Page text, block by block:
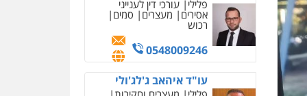
עו"ד איהאב ג'לג'ולי
פלילי מעצרים וחקירות
עורכי דין לענייני אסירים
0505216700
אייל בן שושן, עורך דין
0544500346
מאיה בלום, עו"ס,
טיפול ושיקום
טיפול בהתמכרויות
שירותים מקצועיים לעורכי
דין
איומים כתובים
תושב סכנין חשוד ששלח הודעות